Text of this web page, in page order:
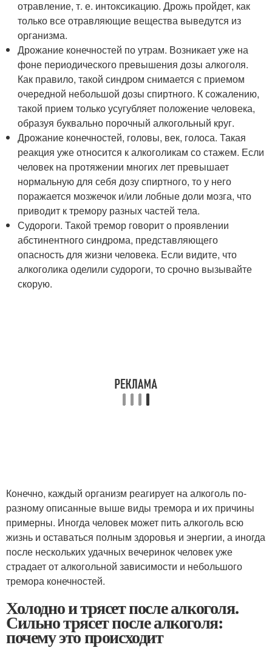
отравление, т. е. интоксикацию. Дрожь пройдет, как
только все отравляющие вещества выведутся из
организма.
Дрожание конечностей по утрам. Возникает уже на
фоне периодического превышения дозы алкоголя.
Как правило, такой синдром снимается с приемом
очередной небольшой дозы спиртного. К сожалению,
такой прием только усугубляет положение человека,
образуя буквально порочный алкогольный круг.
Дрожание конечностей, головы, век, голоса. Такая
реакция уже относится к алкоголикам со стажем. Если
человек на протяжении многих лет превышает
нормальную для себя дозу спиртного, то у него
поражается мозжечок и/или лобные доли мозга, что
приводит к тремору разных частей тела.
Судороги. Такой тремор говорит о проявлении
абстинентного синдрома, представляющего
опасность для жизни человека. Если видите, что
алкоголика оделили судороги, то срочно вызывайте
скорую.
Конечно, каждый организм реагирует на алкоголь по-
разному описанные выше виды тремора и их причины
примерны. Иногда человек может пить алкоголь всю
жизнь и оставаться полным здоровья и энергии, а иногда
после нескольких удачных вечеринок человек уже
страдает от алкогольной зависимости и небольшого
тремора конечностей.
Холодно и трясет после алкоголя.
Сильно трясет после алкоголя:
почему это происходит